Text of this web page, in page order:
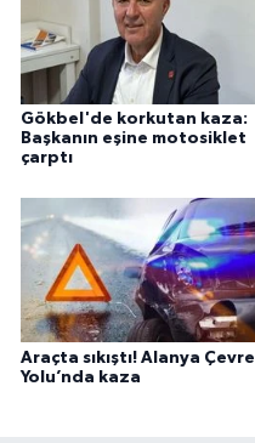
Gökbel'de korkutan kaza:
Başkanın eşine motosiklet
çarptı
Araçta sıkıştı! Alanya Çevre
Yolu’nda kaza